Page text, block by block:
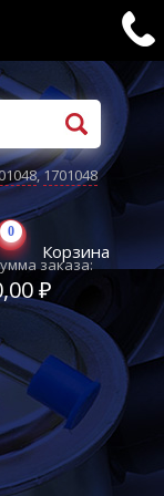
,1701048
0
Корзина
заказа:
₽